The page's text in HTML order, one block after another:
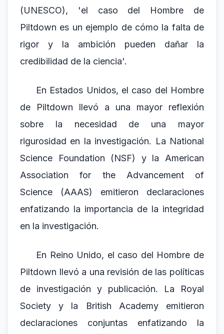
(UNESCO), 'el caso del Hombre de
Piltdown es un ejemplo de cómo la falta de
rigor y la ambición pueden dañar la
credibilidad de la ciencia'.
En Estados Unidos, el caso del Hombre
de Piltdown llevó a una mayor reflexión
sobre la necesidad de una mayor
rigurosidad en la investigación. La National
Science Foundation (NSF) y la American
Association for the Advancement of
Science (AAAS) emitieron declaraciones
enfatizando la importancia de la integridad
en la investigación.
En Reino Unido, el caso del Hombre de
Piltdown llevó a una revisión de las políticas
de investigación y publicación. La Royal
Society y la British Academy emitieron
declaraciones conjuntas enfatizando la